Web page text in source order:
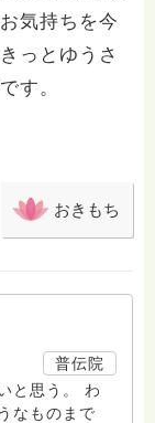
気持ちを今
っとゆうさ
す。
おきもち
普伝院
と思う。 わ
なものまで